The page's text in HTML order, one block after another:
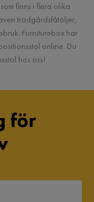
finns i flera olika
trädgårdsfåtöljer,
Furniturebox har
online. Du
hos oss!
för